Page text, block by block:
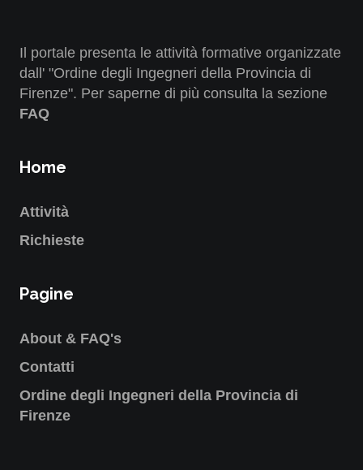
Il portale presenta le attività formative organizzate
dall' "Ordine degli Ingegneri della Provincia di
Firenze". Per saperne di più consulta la sezione
FAQ
Home
Attività
Richieste
Pagine
About & FAQ's
Contatti
Ordine degli Ingegneri della Provincia di
Firenze